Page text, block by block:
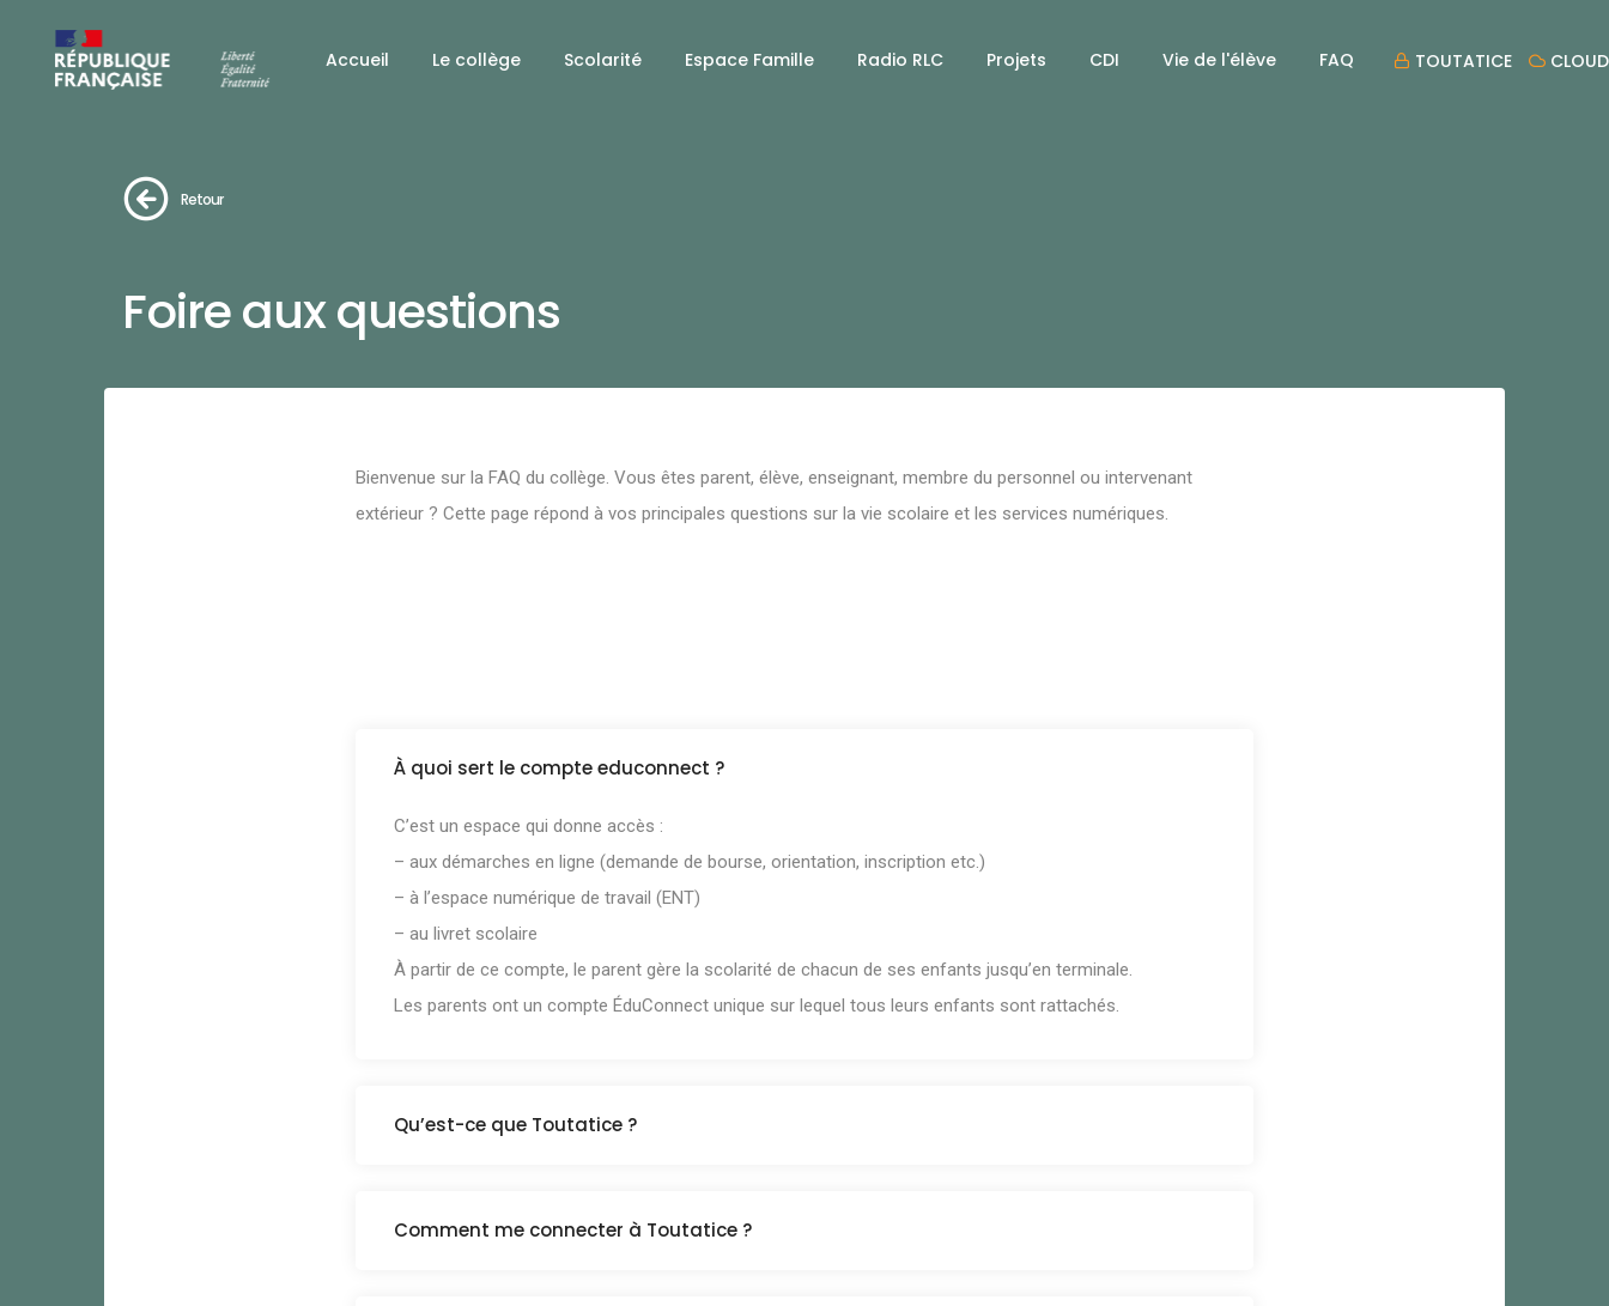
Accueil Le collège Scolarité Espace Famille Radio RLC Projets CDI Vie de l'élève FAQ TOUTATICE CLOUD
Retour
Foire aux questions
Bienvenue sur la FAQ du collège. Vous êtes parent, élève, enseignant, membre du personnel ou intervenant
extérieur ? Cette page répond à vos principales questions sur la vie scolaire et les services numériques.
À quoi sert le compte educonnect ?
C’est un espace qui donne accès :
– aux démarches en ligne (demande de bourse, orientation, inscription etc.)
– à l’espace numérique de travail (ENT)
– au livret scolaire
À partir de ce compte, le parent gère la scolarité de chacun de ses enfants jusqu’en terminale.
Les parents ont un compte ÉduConnect unique sur lequel tous leurs enfants sont rattachés.
Qu’est-ce que Toutatice ?
Comment me connecter à Toutatice ?